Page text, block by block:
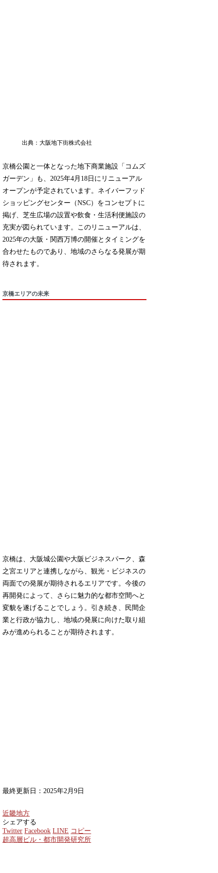
出典：大阪地下街株式会社
京橋公園と一体となった地下商業施設「コムズ
ガーデン」も、2025年4月18日にリニューアル
オープンが予定されています。ネイバーフッド
ショッピングセンター（NSC）をコンセプトに
掲げ、芝生広場の設置や飲食・生活利便施設の
充実が図られています。このリニューアルは、
2025年の大阪・関西万博の開催とタイミングを
合わせたものであり、地域のさらなる発展が期
待されます。
京橋エリアの未来
京橋は、大阪城公園や大阪ビジネスパーク、森
之宮エリアと連携しながら、観光・ビジネスの
両面での発展が期待されるエリアです。今後の
再開発によって、さらに魅力的な都市空間へと
変貌を遂げることでしょう。引き続き、民間企
業と行政が協力し、地域の発展に向けた取り組
みが進められることが期待されます。
最終更新日：2025年2月9日
近畿地方
シェアする
Twitter Facebook LINE コピー
超高層ビル・都市開発研究所